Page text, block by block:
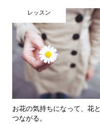
レッスン
お花の気持ちになって、花と
つながる。